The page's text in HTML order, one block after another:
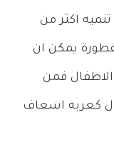
اكثر من
يمكن ان
الاطفال فمن
كعربه اسعاف